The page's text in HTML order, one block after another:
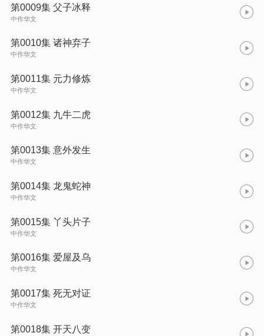
第0009集 父子冰释
中作华文
第0010集 诸神弃子
中作华文
第0011集 元力修炼
中作华文
第0012集 九牛二虎
中作华文
第0013集 意外发生
中作华文
第0014集 龙鬼蛇神
中作华文
第0015集 丫头片子
中作华文
第0016集 爱屋及乌
中作华文
第0017集 死无对证
中作华文
第0018集 开天八变